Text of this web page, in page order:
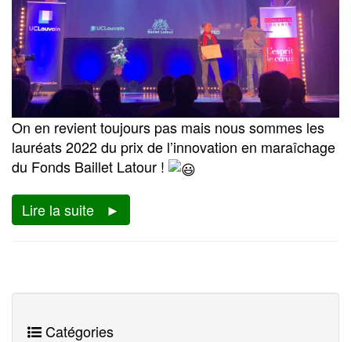
On en revient toujours pas mais nous sommes les
lauréats 2022 du prix de l’innovation en maraîchage
du Fonds Baillet Latour !
Lire la suite
Catégories